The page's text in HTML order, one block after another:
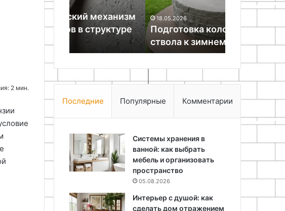
2 мин.
структуре
18.05.2026
Подготовка колодезного
ствола к зимнему периоду
начинающих
Вышивка
мастер-
Последние Популярные Комментарии
Системы хранения в
ванной: как выбрать
мебель и организовать
пространство
05.08.2026
Интерьер с душой: как
сделать дом отражением